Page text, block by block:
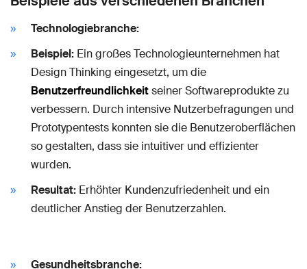
Technologiebranche:
Beispiel: Ein großes Technologieunternehmen hat
Design Thinking eingesetzt, um die
Benutzerfreundlichkeitseiner Softwareprodukte zu
verbessern. Durch intensive Nutzerbefragungen und
Prototypentests konnten sie die Benutzeroberflächen
so gestalten, dass sie intuitiver und effizienter
wurden.
Resultat: Erhöhter Kundenzufriedenheit und ein
deutlicher Anstieg der Benutzerzahlen.
Gesundheitsbranche: